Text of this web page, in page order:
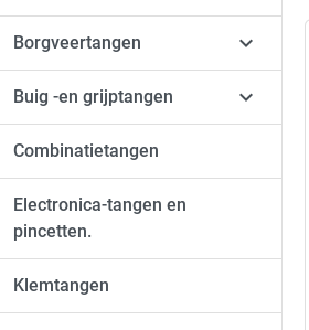
Borgveertangen 
Buig -en grijptangen 
Combinatietangen
Electronica-tangen en
pincetten.
Klemtangen